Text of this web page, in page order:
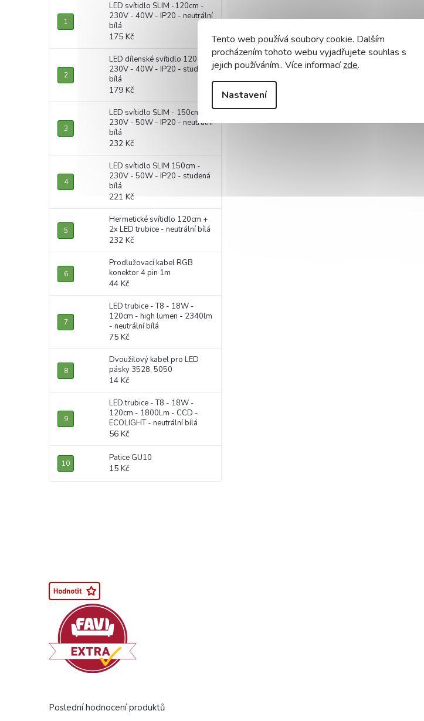
Tento web používá soubory cookie. Dalším
procházením tohoto webu vyjadřujete souhlas s
jejich používáním.. Více informacízde.
Nastavení
LED svítidlo SLIM -120cm -
230V - 40W - IP20 - neutrální
bílá
175 Kč
LED dílenské svítidlo 120cm -
230V - 40W - IP20 - studená
bílá
179 Kč
LED svítidlo SLIM - 150cm -
230V - 50W - IP20 - neutrální
bílá
232 Kč
LED svítidlo SLIM 150cm -
230V - 50W - IP20 - studená
bílá
221 Kč
Hermetické svítidlo 120cm +
2x LED trubice - neutrální bílá
232 Kč
Prodlužovací kabel RGB
konektor 4 pin 1m
44 Kč
LED trubice - T8 - 18W -
120cm - high lumen - 2340lm
- neutrální bílá
75 Kč
Dvoužilový kabel pro LED
pásky 3528, 5050
14 Kč
LED trubice - T8 - 18W -
120cm - 1800Lm - CCD -
ECOLIGHT - neutrální bílá
56 Kč
Patice GU10
15 Kč
Poslední hodnocení produktů